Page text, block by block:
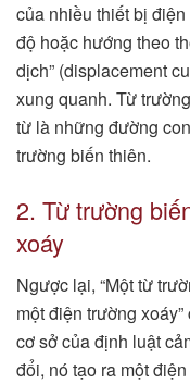
của nhiều thiết bị
độ hoặc hướng theo
dịch” (displacement
xung quanh. Từ
từ là những đường
trường biến thiên.
2. Từ trường
xoáy
Ngược lại, “Một từ
một điện trường
cơ sở của định luật
đổi, nó tạo ra một